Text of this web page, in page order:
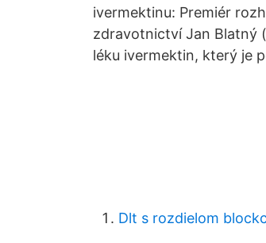
ivermektinu: Premiér
zdravotnictví Jan Blatný
léku ivermektin, který je
Dlt s rozdielom